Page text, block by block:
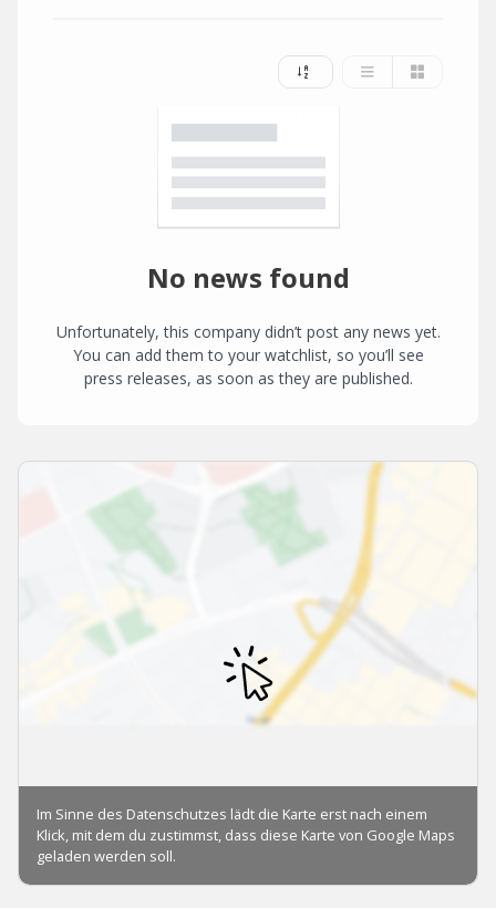
No news found
Unfortunately, this company didn’t post any news yet.
You can add them to your watchlist, so you’ll see
press releases, as soon as they are published.